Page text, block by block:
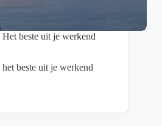
beste uit je werkend
beste uit je werkend